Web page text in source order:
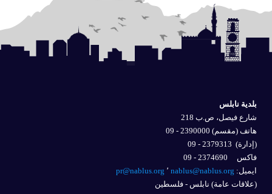
بلدية نابلس
شارع فيصل، ص.ب 218
هاتف (مقسم) 2390000 - 09
(إدارة)
فاكس 2374690 - 09
ايميل: nablus@nablus.org
pr@nablus.org
(علاقات عامة) نابلس - فلسطين